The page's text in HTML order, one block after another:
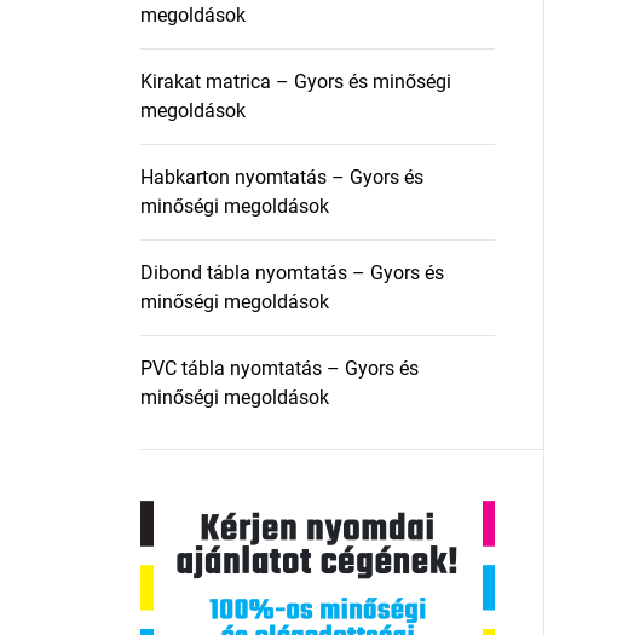
megoldások
Kirakat matrica – Gyors és minőségi
megoldások
Habkarton nyomtatás – Gyors és
minőségi megoldások
Dibond tábla nyomtatás – Gyors és
minőségi megoldások
PVC tábla nyomtatás – Gyors és
minőségi megoldások